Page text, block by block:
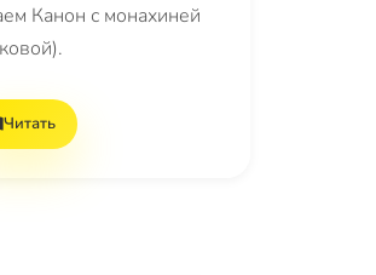
Канон с монахиней
Читать